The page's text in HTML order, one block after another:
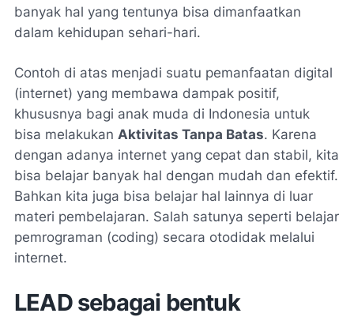
banyak hal yang tentunya bisa dimanfaatkan
dalam kehidupan sehari-hari.
Contoh di atas menjadi suatu pemanfaatan digital
(internet) yang membawa dampak positif,
khususnya bagi anak muda di Indonesia untuk
bisa melakukan Aktivitas Tanpa Batas. Karena
dengan adanya internet yang cepat dan stabil, kita
bisa belajar banyak hal dengan mudah dan efektif.
Bahkan kita juga bisa belajar hal lainnya di luar
materi pembelajaran. Salah satunya seperti belajar
pemrograman (coding) secara otodidak melalui
internet.
LEAD sebagai bentuk